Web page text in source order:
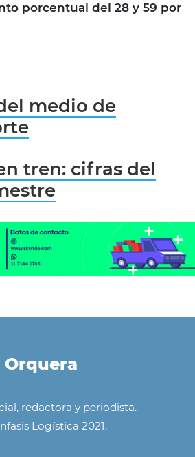
porcentual del 28 y 59 por
medio de
tren: cifras del
redactora y periodista.
Logística 2021.